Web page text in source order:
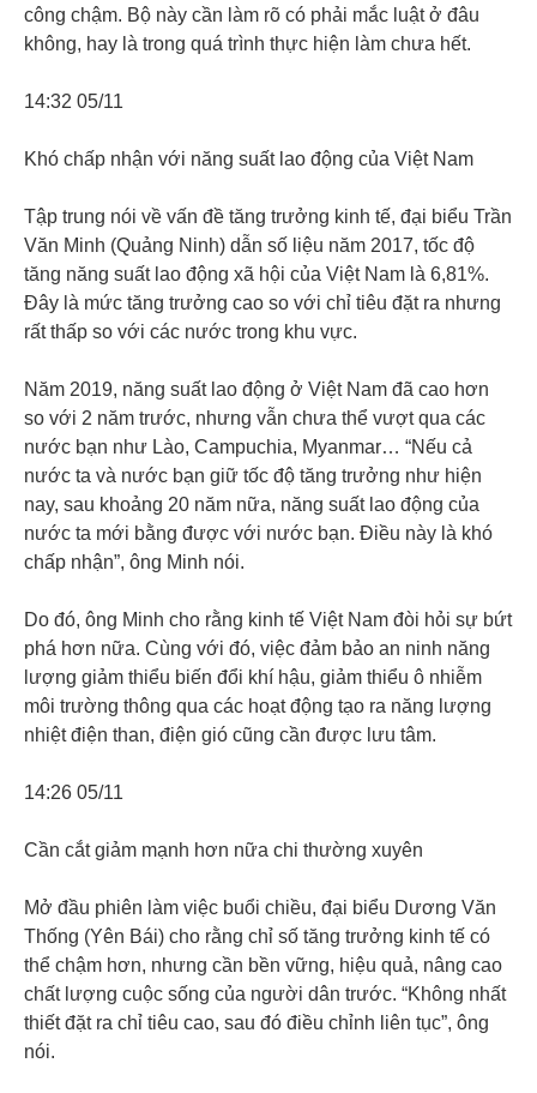
công chậm. Bộ này cần làm rõ có phải mắc luật ở đâu
không, hay là trong quá trình thực hiện làm chưa hết.
14:32 05/11
Khó chấp nhận với năng suất lao động của Việt Nam
Tập trung nói về vấn đề tăng trưởng kinh tế, đại biểu Trần
Văn Minh (Quảng Ninh) dẫn số liệu năm 2017, tốc độ
tăng năng suất lao động xã hội của Việt Nam là 6,81%.
Đây là mức tăng trưởng cao so với chỉ tiêu đặt ra nhưng
rất thấp so với các nước trong khu vực.
Năm 2019, năng suất lao động ở Việt Nam đã cao hơn
so với 2 năm trước, nhưng vẫn chưa thể vượt qua các
nước bạn như Lào, Campuchia, Myanmar… “Nếu cả
nước ta và nước bạn giữ tốc độ tăng trưởng như hiện
nay, sau khoảng 20 năm nữa, năng suất lao động của
nước ta mới bằng được với nước bạn. Điều này là khó
chấp nhận”, ông Minh nói.
Do đó, ông Minh cho rằng kinh tế Việt Nam đòi hỏi sự bứt
phá hơn nữa. Cùng với đó, việc đảm bảo an ninh năng
lượng giảm thiểu biến đổi khí hậu, giảm thiểu ô nhiễm
môi trường thông qua các hoạt động tạo ra năng lượng
nhiệt điện than, điện gió cũng cần được lưu tâm.
14:26 05/11
Cần cắt giảm mạnh hơn nữa chi thường xuyên
Mở đầu phiên làm việc buổi chiều, đại biểu Dương Văn
Thống (Yên Bái) cho rằng chỉ số tăng trưởng kinh tế có
thể chậm hơn, nhưng cần bền vững, hiệu quả, nâng cao
chất lượng cuộc sống của người dân trước. “Không nhất
thiết đặt ra chỉ tiêu cao, sau đó điều chỉnh liên tục”, ông
nói.